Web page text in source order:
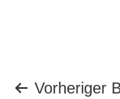
Vorheriger